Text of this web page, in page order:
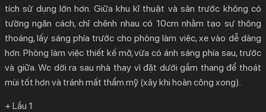
tích sử dụng lớn hơn. Giữa khu kĩ thuật và sân trước không có
tường ngăn cách, chỉ chênh nhau có 10cm nhằm tạo sự thông
thoáng, lấy sáng phía trước cho phòng làm việc, xe vào dễ dàng
hơn. Phòng làm việc thiết kế mở, vừa có ánh sáng phía sau, trước
và giữa. Wc dời ra sau nhà thay vì đặt dưới gầm thang để thoát
mùi tốt hơn và tránh mất thẩm mỹ (xây khi hoàn công xong).
+ Lầu 1